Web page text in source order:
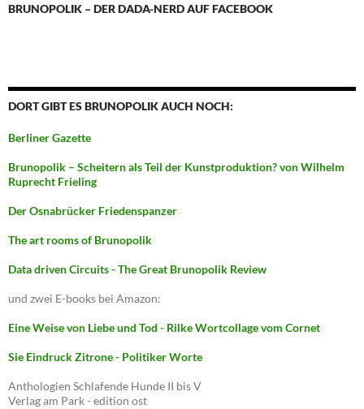
BRUNOPOLIK – DER DADA-NERD AUF FACEBOOK
DORT GIBT ES BRUNOPOLIK AUCH NOCH:
Berliner Gazette
Brunopolik – Scheitern als Teil der Kunstproduktion? von Wilhelm
Ruprecht Frieling
Der Osnabrücker Friedenspanzer
The art rooms of Brunopolik
Data driven Circuits - The Great Brunopolik Review
und zwei E-books bei Amazon:
Eine Weise von Liebe und Tod - Rilke Wortcollage vom Cornet
Sie Eindruck Zitrone - Politiker Worte
Anthologien Schlafende Hunde II bis V
Verlag am Park - edition ost